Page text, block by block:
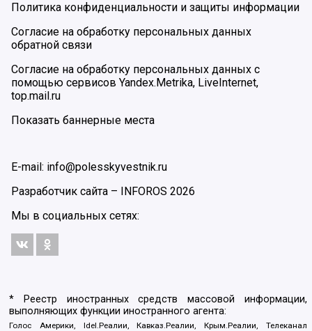
Политика конфиденциальности и защиты информации
Согласие на обработку персональных данных
обратной связи
Согласие на обработку персональных данных с
помощью сервисов Yandex.Metrika, LiveInternet,
top.mail.ru
Показать баннерные места
E-mail: info@polesskyvestnik.ru
Разработчик сайта – INFOROS 2026
Мы в социальных сетях:
* Реестр иностранных средств массовой информации,
выполняющих функции иностранного агента:
Голос Америки, Idel.Реалии, Кавказ.Реалии, Крым.Реалии, Телеканал